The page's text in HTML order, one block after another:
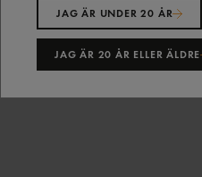
JAG ÄR UNDER 20 ÅR
JAG ÄR 20 ÅR ELLER ÄLDRE